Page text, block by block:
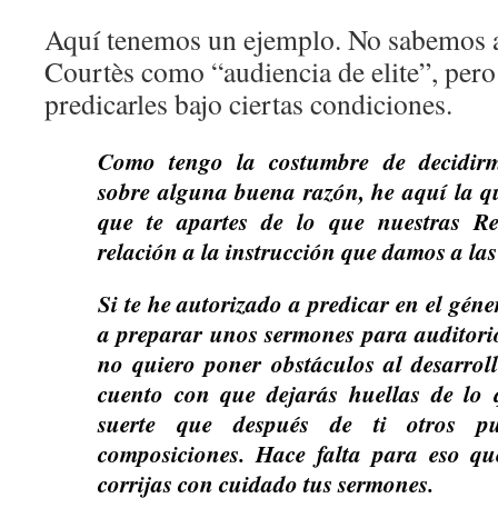
Aquí tenemos un ejemplo. No sabemos
Courtès como “audiencia de elite”,
predicarles bajo ciertas condiciones.
Como tengo la costumbre de
sobre alguna buena razón, he aquí la
que te apartes de lo que nuestras
relación a la instrucción que damos a
Si te he autorizado a predicar en el
a preparar unos sermones para
no quiero poner obstáculos al
cuento con que dejarás huellas de lo
suerte que después de ti otros
composiciones. Hace falta para eso
corrijas con cuidado tus sermones.